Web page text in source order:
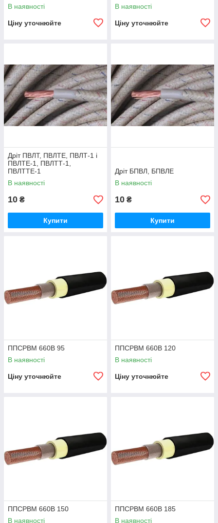
В наявності
Ціну уточнюйте
В наявності
Ціну уточнюйте
Дріт ПВЛТ, ПВЛТЕ, ПВЛТ-1 і
ПВЛТЕ-1, ПВЛТТ-1,
ПВЛТТЕ-1
В наявності
10 ₴
Купити
Дріт БПВЛ, БПВЛЕ
В наявності
10 ₴
Купити
ППСРВМ 660В 95
В наявності
Ціну уточнюйте
ППСРВМ 660В 120
В наявності
Ціну уточнюйте
ППСРВМ 660В 150
В наявності
ППСРВМ 660В 185
В наявності